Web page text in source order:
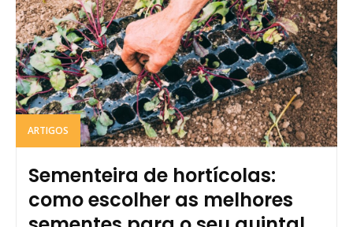
ARTIGOS
Sementeira de hortícolas:
como escolher as melhores